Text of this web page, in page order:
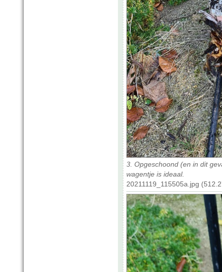
3. Opgeschoond (en in dit
wagentje is ideaal.
20211119_115505a.jpg